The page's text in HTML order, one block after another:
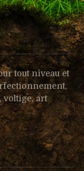
tout niveau et
voltige, art